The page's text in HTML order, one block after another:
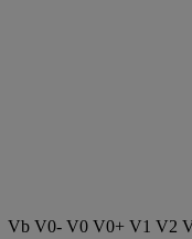
Vb V0- V0 V0+ V1 V2